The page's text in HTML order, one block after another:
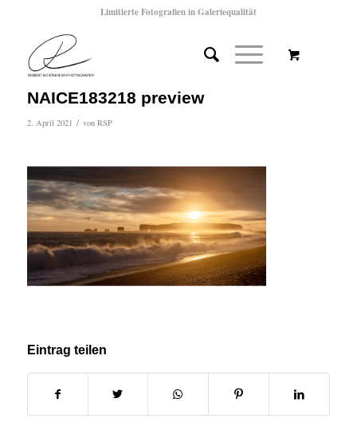
Limitierte Fotografien in Galeriequalität
NAICE183218 preview
2. April 2021 / von RSP
Eintrag teilen